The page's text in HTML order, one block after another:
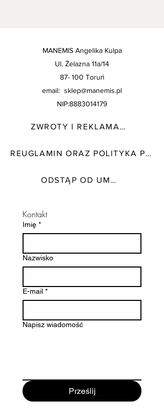
nadzorem osoby dorosłej.
MANEMIS Angelika Kulpa
Ul. Żelazna 11a/14
87- 100 Toruń
email: sklep@manemis.pl
NIP:8883014179
ZWROTY I REKLAMACJE
REUGLAMIN ORAZ POLITYKA PRYWATNOŚCI
ODSTĄP OD UMOWY TUTAJ
Kontakt
Imię *
Nazwisko
E-mail *
Napisz wiadomość
Prześlij